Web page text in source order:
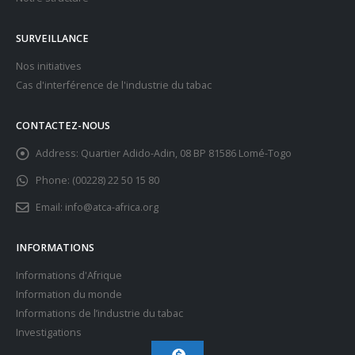
L’industrie du tabac est « un des plus grands
SURVEILLANCE
Nos initiatives
Cas d'interférence de l'industrie du tabac
CONTACTEZ-NOUS
Address: Quartier Adido-Adin, 08 BP 81586 Lomé-Togo
Phone: (00228) 22 50 15 80
Email: info@atca-africa.org
INFORMATIONS
Informations d'Afrique
Information du monde
Informations de l’industrie du tabac
Investigations